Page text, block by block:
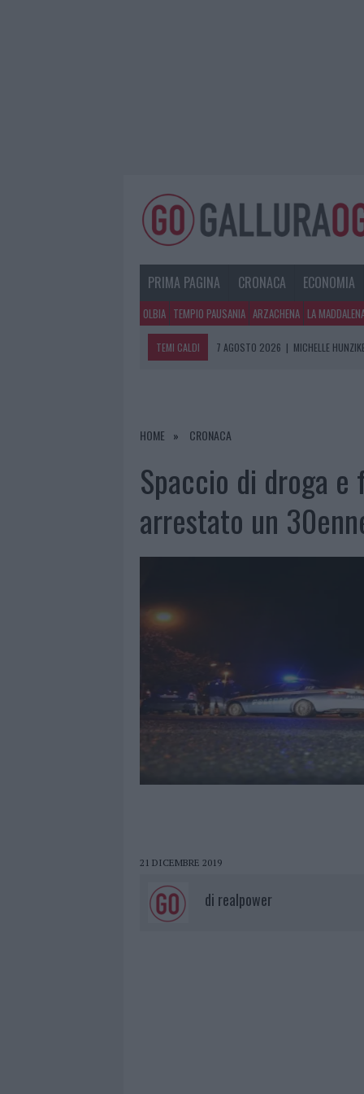
PRIMA PAGINA CRONACA ECONOMIA
OLBIA TEMPIO PAUSANIA ARZACHENA LA
TEMI CALDI 7 AGOSTO 2026 | MICHELLE
7 AGOSTO 2026
|
HOME CRONACA
Spaccio di droga
arrestato un
21 DICEMBRE 2019
di realpower